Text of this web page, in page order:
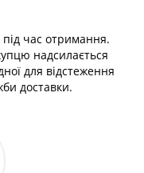
час отримання.
надсилається
для відстеження
доставки.